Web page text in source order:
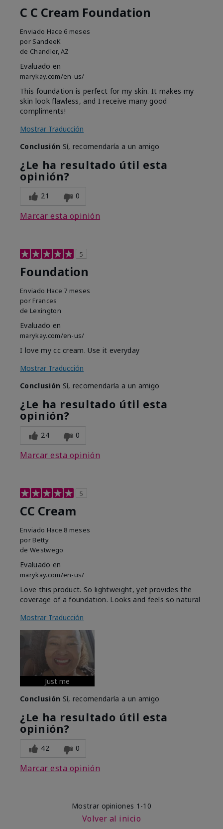
C C Cream Foundation
Enviado Hace 6 meses
por SandeeK
de Chandler, AZ
Evaluado en
marykay.com/en-us/
This foundation is perfect for my skin. It makes my
skin look flawless, and I receive many good
compliments!
Mostrar Traducción
Conclusión Sí, recomendaría a un amigo
¿Le ha resultado útil esta
opinión?
21 0
Marcar esta opinión
5
Foundation
Enviado Hace 7 meses
por Frances
de Lexington
Evaluado en
marykay.com/en-us/
I love my cc cream. Use it everyday
Mostrar Traducción
Conclusión Sí, recomendaría a un amigo
¿Le ha resultado útil esta
opinión?
24 0
Marcar esta opinión
5
CC Cream
Enviado Hace 8 meses
por Betty
de Westwego
Evaluado en
marykay.com/en-us/
Love this product. So lightweight, yet provides the
coverage of a foundation. Looks and feels so natural
Mostrar Traducción
Just me
Conclusión Sí, recomendaría a un amigo
¿Le ha resultado útil esta
opinión?
42 0
Marcar esta opinión
Mostrar opiniones 1-10
Volver al inicio